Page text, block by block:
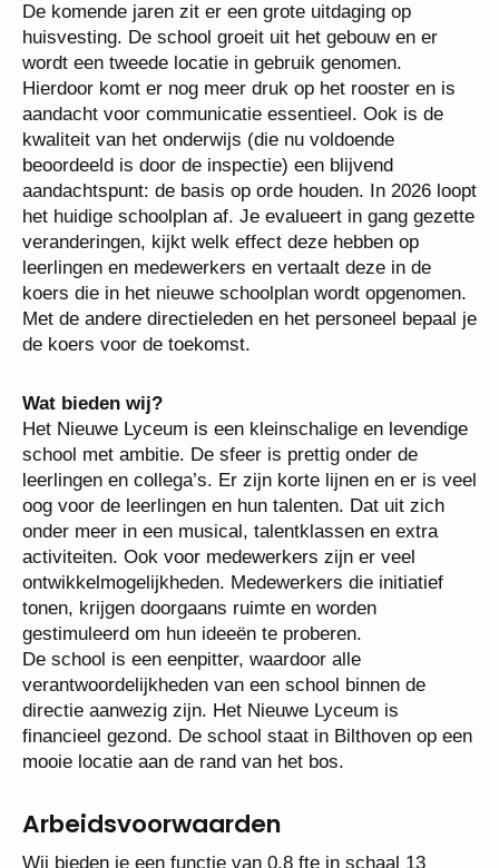
De komende jaren zit er een grote uitdaging op
huisvesting. De school groeit uit het gebouw en er
wordt een tweede locatie in gebruik genomen.
Hierdoor komt er nog meer druk op het rooster en is
aandacht voor communicatie essentieel. Ook is de
kwaliteit van het onderwijs (die nu voldoende
beoordeeld is door de inspectie) een blijvend
aandachtspunt: de basis op orde houden. In 2026
loopt het huidige schoolplan af. Je evalueert in gang
gezette veranderingen, kijkt welk effect deze hebben
op leerlingen en medewerkers en vertaalt deze in de
koers die in het nieuwe schoolplan wordt
opgenomen. Met de andere directieleden en het
personeel bepaal je de koers voor de toekomst.
Wat bieden wij?
Het Nieuwe Lyceum is een kleinschalige en
levendige school met ambitie. De sfeer is prettig
onder de leerlingen en collega’s. Er zijn korte lijnen
en er is veel oog voor de leerlingen en hun talenten.
Dat uit zich onder meer in een musical,
talentklassen en extra activiteiten. Ook voor
medewerkers zijn er veel ontwikkelmogelijkheden.
Medewerkers die initiatief tonen, krijgen doorgaans
ruimte en worden gestimuleerd om hun ideeën te
proberen.
De school is een eenpitter, waardoor alle
verantwoordelijkheden van een school binnen de
directie aanwezig zijn. Het Nieuwe Lyceum is
financieel gezond. De school staat in Bilthoven op
Arbeidsvoorwaarden